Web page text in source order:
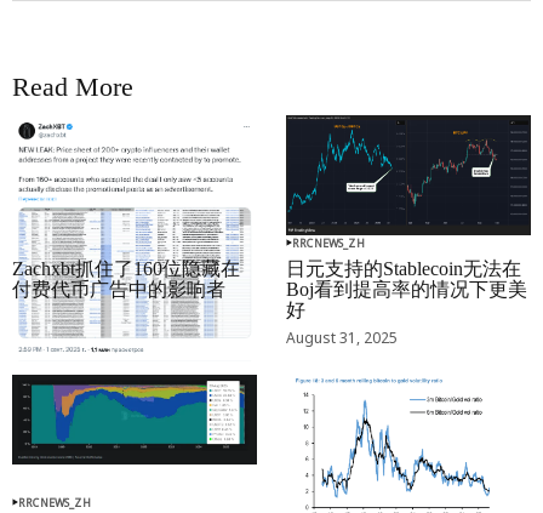
Read More
RRCNEWS_ZH
Zachxbt抓住了160位隐藏在
付费代币广告中的影响者
September 01, 2025
RRCNEWS_ZH
日元支持的Stablecoin无法在
Boj看到提高率的情况下更美
好
August 31, 2025
RRCNEWS_ZH RRCNEWS_ZH